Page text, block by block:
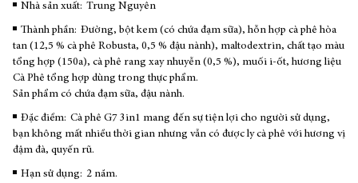
ảnh Nhà sản xuất: Trung Nguyên
Thành phần: Đường, bột kem (có chứa đạm sữa), hỗn hợp cà phê hòa
tan (12,5 % cà phê Robusta, 0,5 % đậu nành), maltodextrin, chất tạo màu
tổng hợp (150a), cà phê rang xay nhuyễn (0,5 %), muối i-ốt, hương liệu
Cà Phê tổng hợp dùng trong thực phẩm.
Sản phẩm có chứa đạm sữa, đậu nành.
Đặc điểm: Cà phê G7 3in1 mang đến sự tiện lợi cho người sử dụng,
bạn không mất nhiều thời gian nhưng vẫn có được ly cà phê với hương vị
đậm đà, quyến rũ.
Hạn sử dụng: 2 năm.